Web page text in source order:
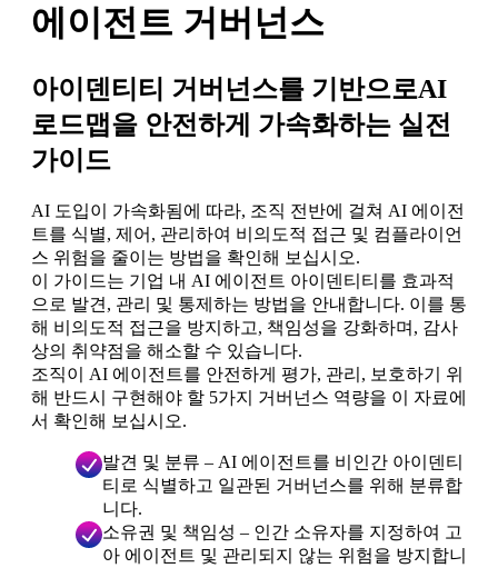
에이전트 거버넌스
아이덴티티 거버넌스를 기반으로AI
로드맵을 안전하게 가속화하는 실전
가이드
AI 도입이 가속화됨에 따라, 조직 전반에 걸쳐 AI 에이전
트를 식별, 제어, 관리하여 비의도적 접근 및 컴플라이언
스 위험을 줄이는 방법을 확인해 보십시오.
이 가이드는 기업 내 AI 에이전트 아이덴티티를 효과적
으로 발견, 관리 및 통제하는 방법을 안내합니다. 이를 통
해 비의도적 접근을 방지하고, 책임성을 강화하며, 감사
상의 취약점을 해소할 수 있습니다.
조직이 AI 에이전트를 안전하게 평가, 관리, 보호하기 위
해 반드시 구현해야 할 5가지 거버넌스 역량을 이 자료에
서 확인해 보십시오.
발견 및 분류 – AI 에이전트를 비인간 아이덴티
티로 식별하고 일관된 거버넌스를 위해 분류합
니다.
소유권 및 책임성 – 인간 소유자를 지정하여 고
아 에이전트 및 관리되지 않는 위험을 방지합니